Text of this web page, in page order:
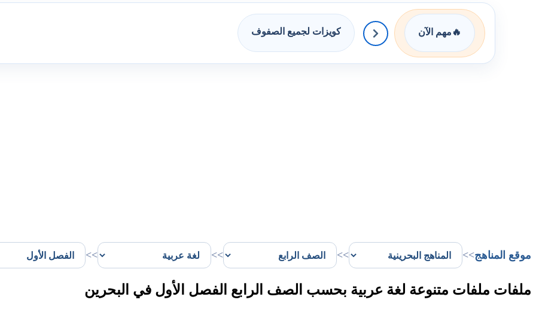
🔥 مهم الآن كويزات لجميع الصفوف
موقع المناهج>>
>>
>>
>>
ملفات ملفات متنوعة لغة عربية بحسب الصف الرابع الفصل الأول في البحرين